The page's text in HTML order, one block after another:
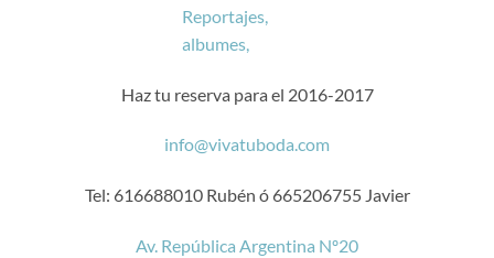
Haz tu reserva para el 2016-2017
info@vivatuboda.com
Tel: 616688010 Rubén ó 665206755 Javier
Av. República Argentina Nº20